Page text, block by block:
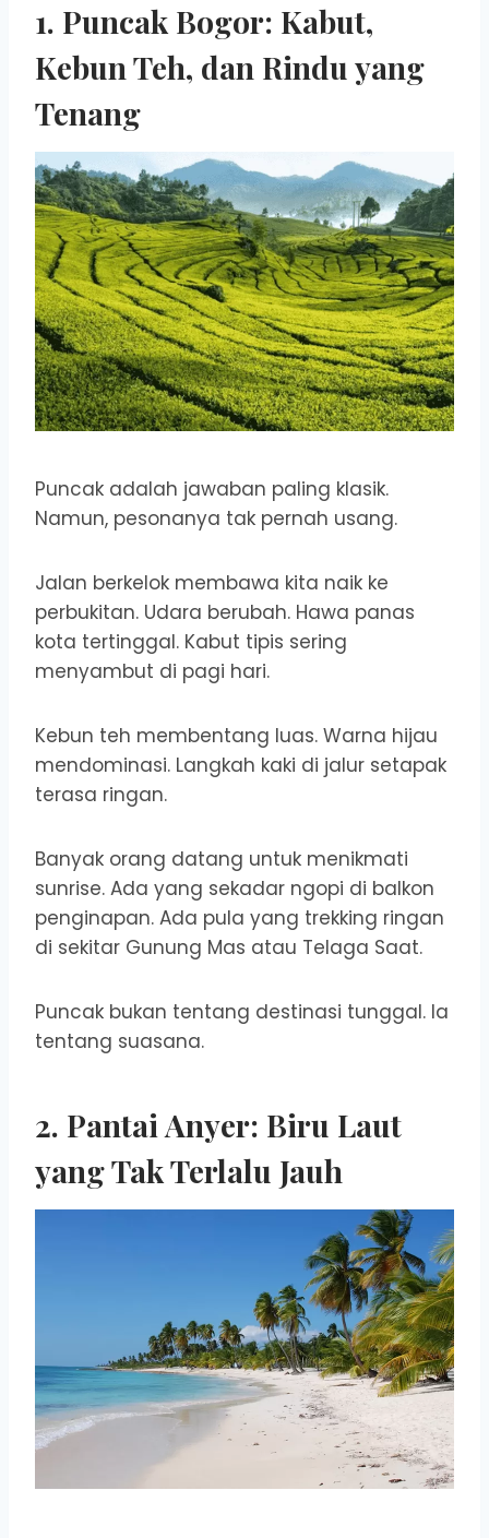
1. Puncak Bogor: Kabut,
Kebun Teh, dan Rindu yang
Tenang
Puncak adalah jawaban paling klasik.
Namun, pesonanya tak pernah usang.
Jalan berkelok membawa kita naik ke
perbukitan. Udara berubah. Hawa panas
kota tertinggal. Kabut tipis sering
menyambut di pagi hari.
Kebun teh membentang luas. Warna hijau
mendominasi. Langkah kaki di jalur setapak
terasa ringan.
Banyak orang datang untuk menikmati
sunrise. Ada yang sekadar ngopi di balkon
penginapan. Ada pula yang trekking ringan
di sekitar Gunung Mas atau Telaga Saat.
Puncak bukan tentang destinasi tunggal. Ia
tentang suasana.
2. Pantai Anyer: Biru Laut
yang Tak Terlalu Jauh